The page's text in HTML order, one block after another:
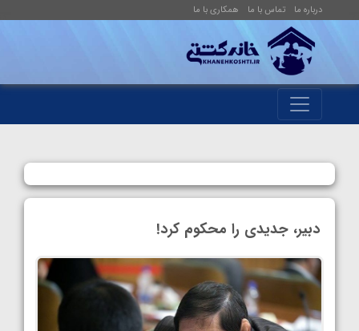
درباره ما تماس با ما همکاری با ما
دبیر، جدیدی را محکوم کرد!